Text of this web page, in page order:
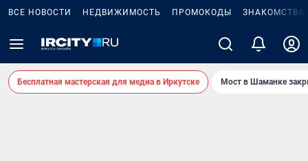
ВСЕ НОВОСТИ НЕДВИЖИМОСТЬ ПРОМОКОДЫ ЗНАКОМСТВА
Бесплатная мастерская для медиа в Иркутске Мост в Шаманке